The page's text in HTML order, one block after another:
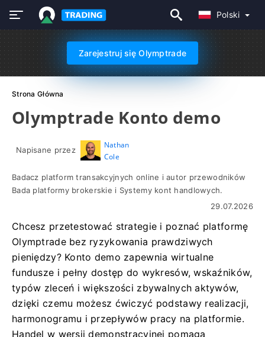
Polski
Zarejestruj się Olymptrade
Strona Główna
Olymptrade Konto demo
Napisane przez
Nathan
Cole
Badacz platform transakcyjnych online i autor przewodników
Bada platformy brokerskie i Systemy kont handlowych.
29.07.2026
Chcesz przetestować strategie i poznać platformę
Olymptrade bez ryzykowania prawdziwych
pieniędzy? Konto demo zapewnia wirtualne
fundusze i pełny dostęp do wykresów, wskaźników,
typów zleceń i większości zbywalnych aktywów,
dzięki czemu możesz ćwiczyć podstawy realizacji,
harmonogramu i przepływów pracy na platformie.
Handel w wersji demonstracyjnej pomaga